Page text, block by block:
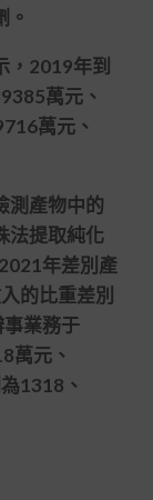
。
2019年到
萬元、
萬元、
產物中的
法提取純化
年差別產
的比重差別
業務于
萬元、
1318、